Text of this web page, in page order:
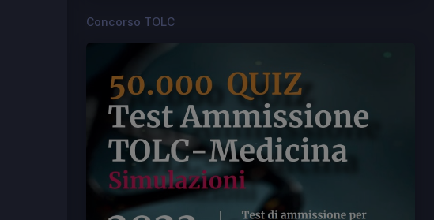
Concorso TOLC